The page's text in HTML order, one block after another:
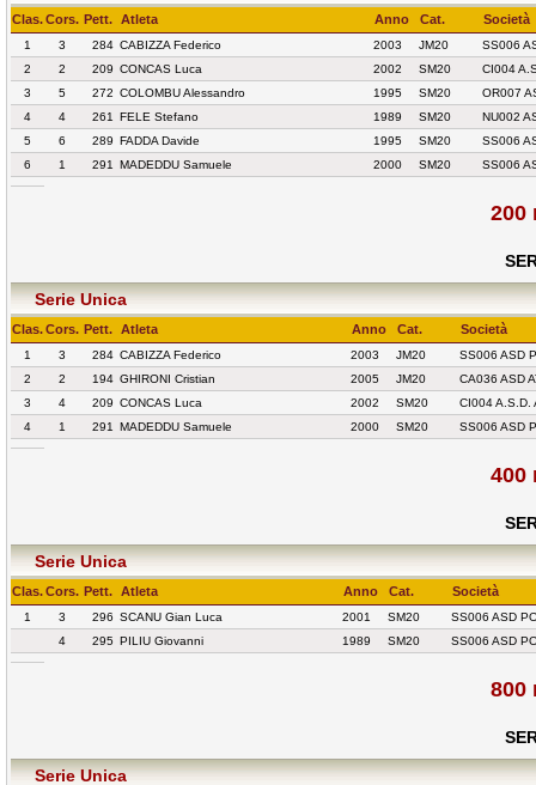
Clas.Cors. Pett. Atleta Anno Cat. Società
1 3 284 CABIZZA Federico 2003 JM20
SS006
2
2 209 CONCAS Luca 2002 SM20
CI004
3
5 272 COLOMBU Alessandro 1995 SM20
OR007
4
4 261 FELE Stefano 1989 SM20
NU002
5
6 289 FADDA Davide 1995 SM20
SS006
6
1 291 MADEDDU Samuele 2000 SM20 SS006
200
Serie Unica
Clas.Cors. Pett. Atleta Anno Cat. Società
1 3 284 CABIZZA Federico 2003 JM20
SS006 ASD
2
2 194 GHIRONI Cristian 2005 JM20
CA036 ASD
3
4 209 CONCAS Luca 2002 SM20
CI004 A.S.D.
4
1 291 MADEDDU Samuele 2000 SM20 SS006 ASD
400
Serie Unica
Clas.Cors. Pett. Atleta Anno Cat. Società
1 3 296 SCANU Gian Luca 2001 SM20
SS006 ASD
4
295 PILIU Giovanni 1989 SM20 SS006 ASD
800
Serie Unica